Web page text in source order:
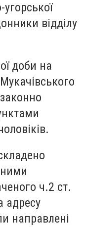
відділу
доби на
ч.2 ст.
адресу
направлені